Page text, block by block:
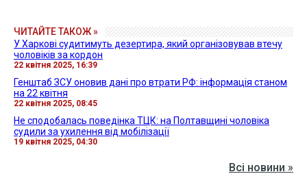
ЧИТАЙТЕ ТАКОЖ »
У Харкові судитимуть дезертира, який організовував втечу
чоловіків за кордон
22 квітня 2025, 16:39
Генштаб ЗСУ оновив дані про втрати РФ: інформація станом
на 22 квітня
22 квітня 2025, 08:45
Не сподобалась поведінка ТЦК: на Полтавщині чоловіка
судили за ухилення від мобілізації
19 квітня 2025, 04:30
Всі новини »